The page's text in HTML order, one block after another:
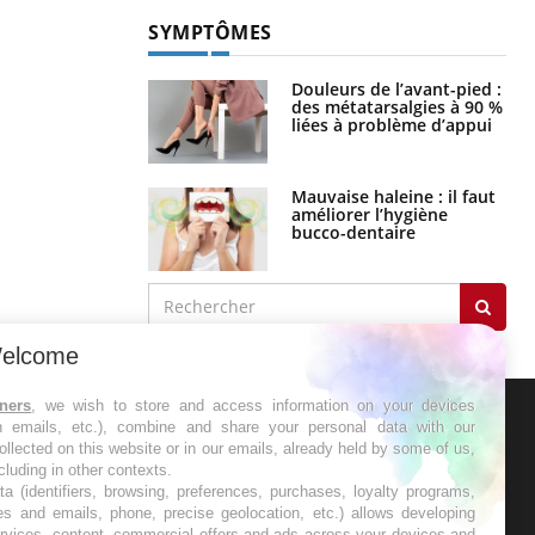
SYMPTÔMES
Douleurs de l’avant-pied :
des métatarsalgies à 90 %
liées à problème d’appui
Mauvaise haleine : il faut
améliorer l’hygiène
bucco-dentaire
les semaines les meilleures
, we wish to store and access information on your devices
emails, etc.), combine and share your personal data with our
on this website or in our emails, already held by some of us,
in other contexts.
(identifiers, browsing, preferences, purchases, loyalty programs,
and emails, phone, precise geolocation, etc.) allows developing